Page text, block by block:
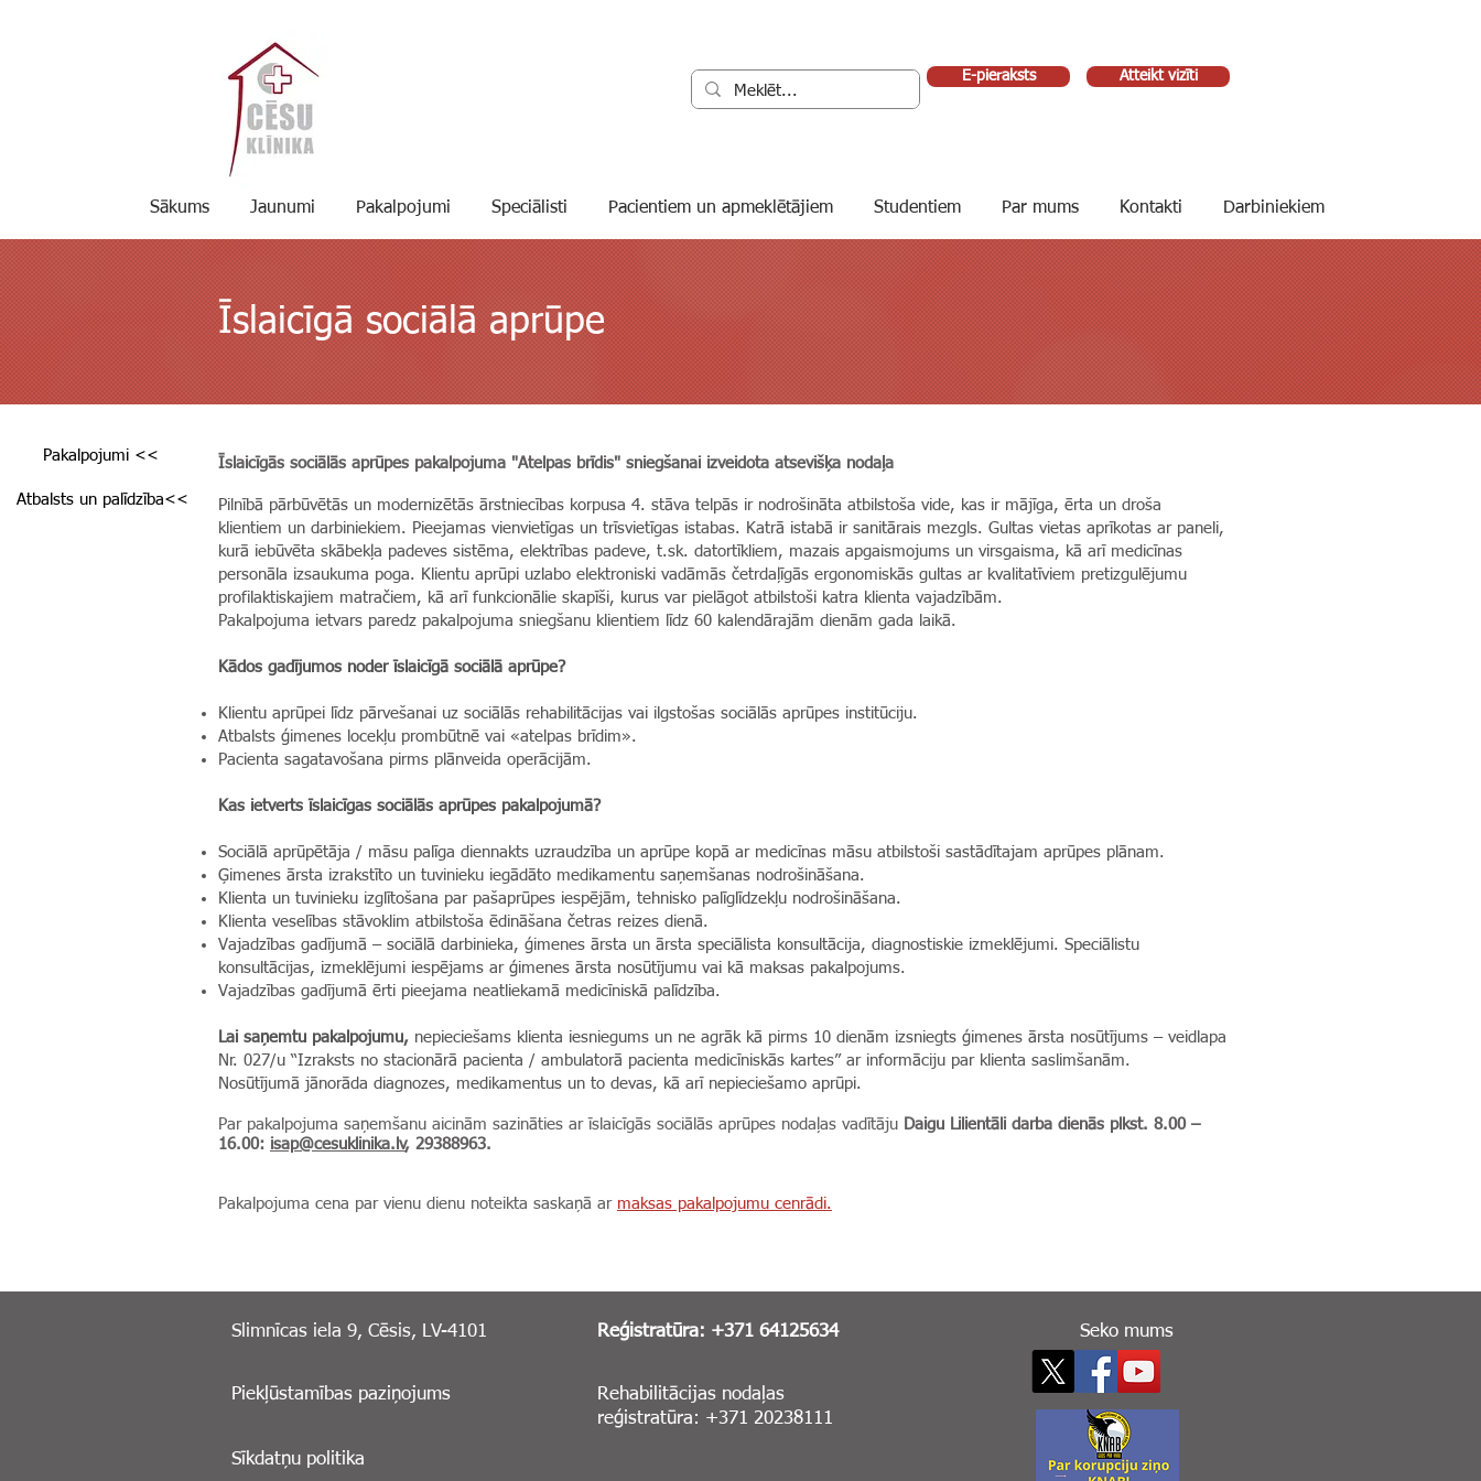
E-pieraksts Atteikt vizīti
Sākums Jaunumi Pakalpojumi Speciālisti Pacientiem un apmeklētājiem Studentiem Par mums Kontakti Darbiniekiem
Īslaicīgā sociālā aprūpe
Pakalpojumi <<
Atbalsts un palīdzība<<
Īslaicīgās sociālās aprūpes pakalpojuma "Atelpas brīdis" sniegšanai izveidota atsevišķa nodaļa
Pilnībā pārbūvētās un modernizētās ārstniecības korpusa 4. stāva telpās ir nodrošināta atbilstoša vide, kas ir mājīga, ērta un droša
klientiem un darbiniekiem. Pieejamas vienvietīgas un trīsvietīgas istabas. Katrā istabā ir sanitārais mezgls. Gultas vietas aprīkotas ar paneli,
kurā iebūvēta skābekļa padeves sistēma, elektrības padeve, t.sk. datortīkliem, mazais apgaismojums un virsgaisma, kā arī medicīnas
personāla izsaukuma poga. Klientu aprūpi uzlabo elektroniski vadāmās četrdaļīgās ergonomiskās gultas ar kvalitatīviem pretizgulējumu
profilaktiskajiem matračiem, kā arī funkcionālie skapīši, kurus var pielāgot atbilstoši katra klienta vajadzībām.
Pakalpojuma ietvars paredz pakalpojuma sniegšanu klientiem līdz 60 kalendārajām dienām gada laikā.
Kādos gadījumos noder īslaicīgā sociālā aprūpe?
Klientu aprūpei līdz pārvešanai uz sociālās rehabilitācijas vai ilgstošas sociālās aprūpes institūciju.
Atbalsts ģimenes locekļu prombūtnē vai «atelpas brīdim».
Pacienta sagatavošana pirms plānveida operācijām.
Kas ietverts īslaicīgas sociālās aprūpes pakalpojumā?
Sociālā aprūpētāja / māsu palīga diennakts uzraudzība un aprūpe kopā ar medicīnas māsu atbilstoši sastādītajam aprūpes plānam.
Ģimenes ārsta izrakstīto un tuvinieku iegādāto medikamentu saņemšanas nodrošināšana.
Klienta un tuvinieku izglītošana par pašaprūpes iespējām, tehnisko palīglīdzekļu nodrošināšana.
Klienta veselības stāvoklim atbilstoša ēdināšana četras reizes dienā.
Vajadzības gadījumā – sociālā darbinieka, ģimenes ārsta un ārsta speciālista konsultācija, diagnostiskie izmeklējumi. Speciālistu
konsultācijas, izmeklējumi iespējams ar ģimenes ārsta nosūtījumu vai kā maksas pakalpojums.
Vajadzības gadījumā ērti pieejama neatliekamā medicīniskā palīdzība.
Lai saņemtu pakalpojumu, nepieciešams klienta iesniegums un ne agrāk kā pirms 10 dienām izsniegts ģimenes ārsta nosūtījums – veidlapa
Nr. 027/u “Izraksts no stacionārā pacienta / ambulatorā pacienta medicīniskās kartes” ar informāciju par klienta saslimšanām.
Nosūtījumā jānorāda diagnozes, medikamentus un to devas, kā arī nepieciešamo aprūpi.
Par pakalpojuma saņemšanu aicinām sazināties ar īslaicīgās sociālās aprūpes nodaļas vadītāju Daigu Lilientāli darba dienās plkst. 8.00 –
16.00: isap@cesuklinika.lv, 29388963.
Pakalpojuma cena par vienu dienu noteikta saskaņā ar maksas pakalpojumu cenrādi.
Slimnīcas iela 9, Cēsis, LV-4101 Reģistratūra: +371 64125634
Piekļūstamības paziņojums
Sīkdatņu politika
Rehabilitācijas nodaļas
reģistratūra: +371 20238111
Seko mums